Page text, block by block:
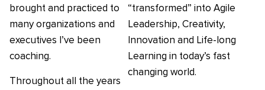
brought and practiced to
many organizations and
executives I’ve been
coaching.
Throughout all the years
“transformed” into Agile
Leadership, Creativity,
Innovation and Life-long
Learning in today’s fast
changing world.